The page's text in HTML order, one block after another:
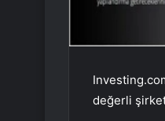
değerli